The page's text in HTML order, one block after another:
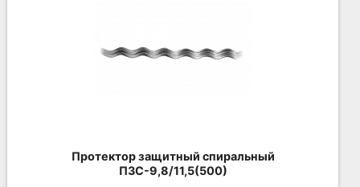
Протектор защитный спиральный
ПЗС-9,8/11,5(500)